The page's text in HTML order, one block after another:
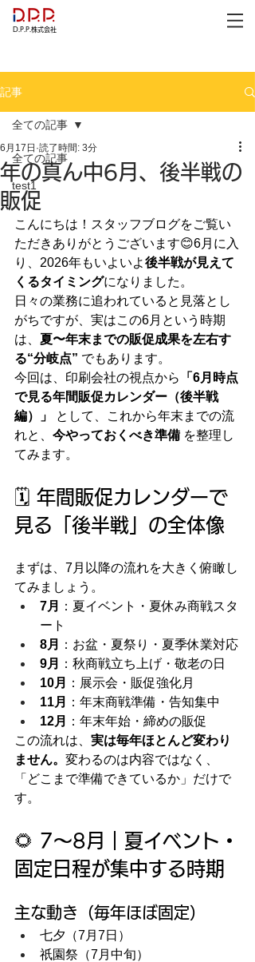
D.P.P.株式会社
記事
全ての記事
test1
全ての記事
年の真ん中6月、後半戦の
販促
6月17日 読了時間: 3分
こんにちは！スタッフブログをご覧い
ただきありがとうございます😊6月に入
り、2026年もいよいよ後半戦が見えて
くるタイミングになりました。
日々の業務に追われていると見落とし
がちですが、実はこの6月という時期
は、 夏〜年末までの販促成果を左右す
る“分岐点” でもあります。
今回は、印刷会社の視点から
「6月時点
で見る年間販促カレンダー（後半戦
編）」
として、これから年末までの流
れと、 今やっておくべき準備 を整理し
てみます。
🗓️ 年間販促カレンダーで
見る「後半戦」の全体像
まずは、7月以降の流れを大きく俯瞰し
てみましょう。
7月
：夏イベント・夏休み商戦スタ
ート
8月
：お盆・夏祭り・夏季休業対応
9月
：秋商戦立ち上げ・敬老の日
10月
：展示会・販促強化月
11月
：年末商戦準備・告知集中
12月
：年末年始・締めの販促
この流れは、 実は毎年ほとんど変わり
ません。 変わるのは内容ではなく、
「どこまで準備できているか」だけで
す。
🌻 7〜8月｜夏イベント・
固定日程が集中する時期
主な動き（毎年ほぼ固定）
七夕（7月7日）
祇園祭（7月中旬）